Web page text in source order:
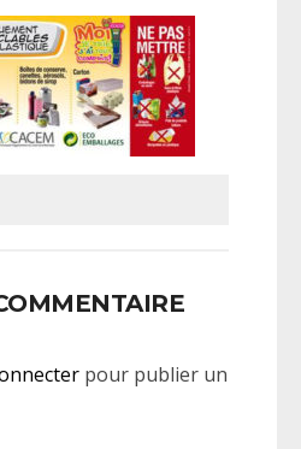
pour publier un